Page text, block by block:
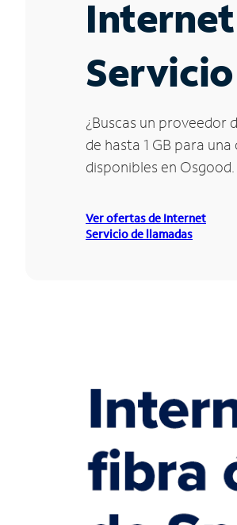
¿Buscas un proveedor
de hasta 1 GB para
disponibles en Osgood.
Ver ofertas de Internet
Servicio de llamadas